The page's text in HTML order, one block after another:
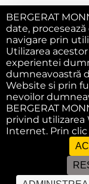
BERGERAT
date,
navigare prin
Utilizarea
experientei
dumneavoastră
Website si prin
nevoilor
BERGERAT
privind utilizarea
Internet. Prin